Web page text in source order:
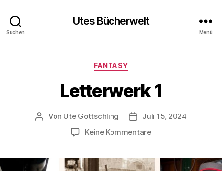
Suchen
Utes Bücherwelt
Menü
Kategorien
FANTASY
Letterwerk 1
Beitragsautor
Von Ute Gottschling Veröffentlichungsdatum
Juli 15, 2024
Keine Kommentarezu